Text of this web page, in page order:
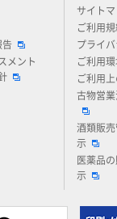
告
メント
サイト
ご利用
プライ
ご利用
ご利用
古物営
酒類販
示
医薬品
示